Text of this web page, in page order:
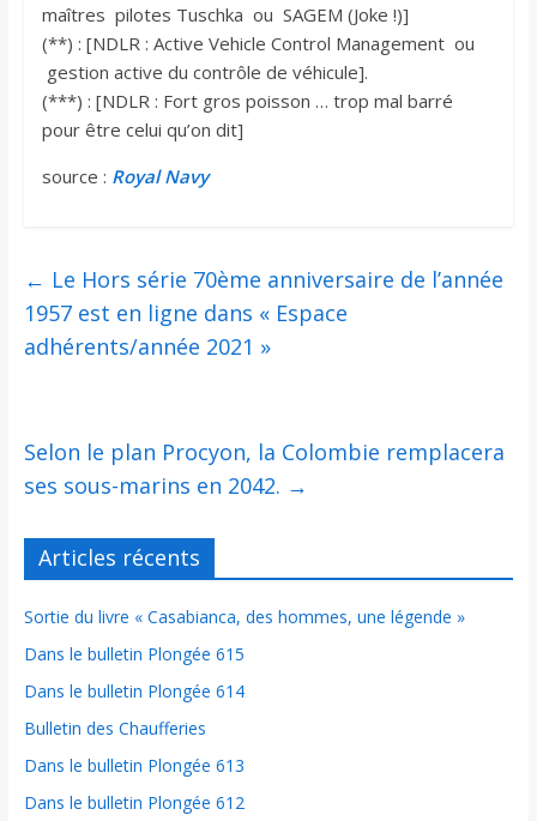
maîtres pilotes Tuschka ou SAGEM (Joke !)]
(**) : [NDLR : Active Vehicle Control Management ou
gestion active du contrôle de véhicule].
(***) : [NDLR : Fort gros poisson … trop mal barré
pour être celui qu’on dit]
source : Royal Navy
← Le Hors série 70ème anniversaire de l’année
1957 est en ligne dans « Espace
adhérents/année 2021 »
Selon le plan Procyon, la Colombie remplacera
ses sous-marins en 2042. →
Articles récents
Sortie du livre « Casabianca, des hommes, une légende »
Dans le bulletin Plongée 615
Dans le bulletin Plongée 614
Bulletin des Chaufferies
Dans le bulletin Plongée 613
Dans le bulletin Plongée 612